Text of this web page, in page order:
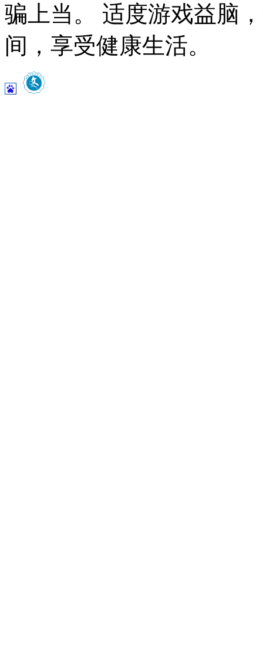
骗上当。 适度游戏益脑
间，享受健康生活。